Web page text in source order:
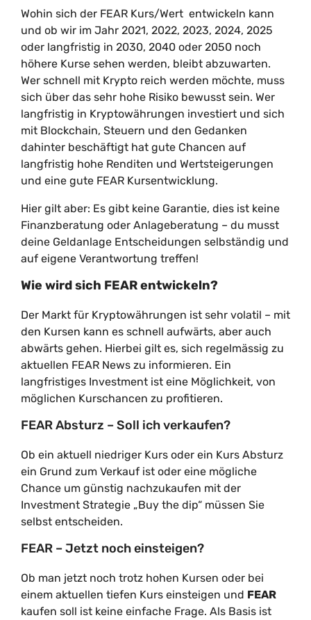
Wohin sich der FEAR Kurs/Wert entwickeln kann
und ob wir im Jahr 2021, 2022, 2023, 2024, 2025
oder langfristig in 2030, 2040 oder 2050 noch
höhere Kurse sehen werden, bleibt abzuwarten.
Wer schnell mit Krypto reich werden möchte, muss
sich über das sehr hohe Risiko bewusst sein. Wer
langfristig in Kryptowährungen investiert und sich
mit Blockchain, Steuern und den Gedanken
dahinter beschäftigt hat gute Chancen auf
langfristig hohe Renditen und Wertsteigerungen
und eine gute FEAR Kursentwicklung.
Hier gilt aber: Es gibt keine Garantie, dies ist keine
Finanzberatung oder Anlageberatung – du musst
deine Geldanlage Entscheidungen selbständig und
auf eigene Verantwortung treffen!
Wie wird sich FEAR entwickeln?
Der Markt für Kryptowährungen ist sehr volatil – mit
den Kursen kann es schnell aufwärts, aber auch
abwärts gehen. Hierbei gilt es, sich regelmässig zu
aktuellen FEAR News zu informieren. Ein
langfristiges Investment ist eine Möglichkeit, von
möglichen Kurschancen zu profitieren.
FEAR Absturz – Soll ich verkaufen?
Ob ein aktuell niedriger Kurs oder ein Kurs Absturz
ein Grund zum Verkauf ist oder eine mögliche
Chance um günstig nachzukaufen mit der
Investment Strategie „Buy the dip“ müssen Sie
selbst entscheiden.
FEAR – Jetzt noch einsteigen?
Ob man jetzt noch trotz hohen Kursen oder bei
einem aktuellen tiefen Kurs einsteigen und FEAR
kaufen soll ist keine einfache Frage. Als Basis ist